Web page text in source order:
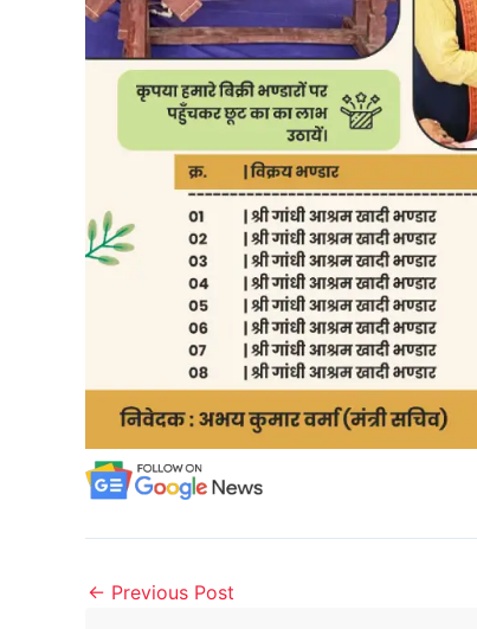
← Previous Post